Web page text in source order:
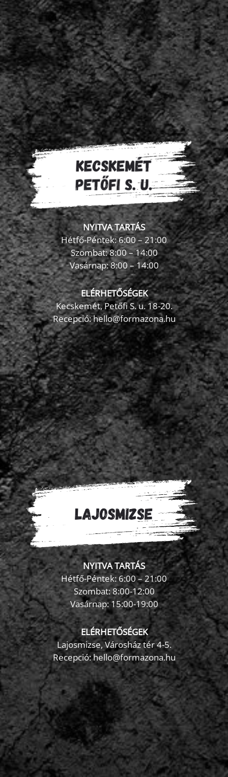
NYITVA TARTÁS
Hétfő-Péntek: 6:00 – 21:00
Szombat: 8:00 – 14:00
Vasárnap: 8:00 – 14:00
ELÉRHETŐSÉGEK
Kecskemét, Petőfi S. u. 18-20.
Recepció: hello@formazona.hu
NYITVA TARTÁS
Hétfő-Péntek: 6:00 – 21:00
Szombat: 8:00-12:00
Vasárnap: 15:00-19:00
ELÉRHETŐSÉGEK
Lajosmizse, Városház tér 4-5.
Recepció:hello@formazona.hu
FormaZona chatbot ×